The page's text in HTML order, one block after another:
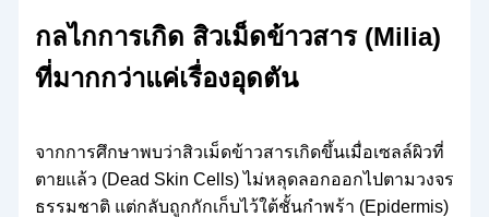
กลไกการเกิด สิวเม็ดข้าวสาร (Milia)
ที่มากกว่าแค่เรื่องอุดตัน
จากการศึกษาพบว่าสิวเม็ดข้าวสารเกิดขึ้นเมื่อเซลล์ผิวที่
ตายแล้ว (Dead Skin Cells) ไม่หลุดลอกออกไปตามวงจร
ธรรมชาติ แต่กลับถูกกักเก็บไว้ใต้ชั้นกำพร้า (Epidermis)